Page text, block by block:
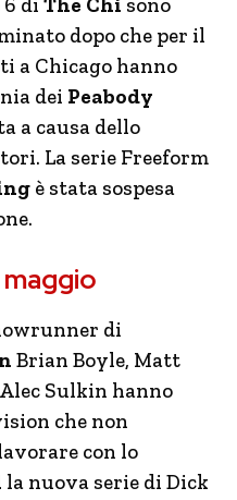
dopo che per il
a Chicago hanno
dei Peabody
a causa dello
La serie Freeform
è stata sospesa
di
Brian Boyle, Matt
Sulkin hanno
che non
con lo
la nuova serie di Dick